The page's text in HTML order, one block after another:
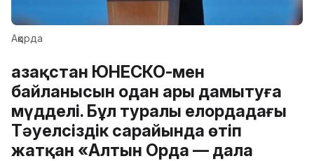
Ақорда
Қазақстан ЮНЕСКО-мен
байланысын одан ары дамытуға
мүдделі. Бұл туралы елордадағы
Тәуелсіздік сарайында өтіп
жатқан «Алтын Орда — дала